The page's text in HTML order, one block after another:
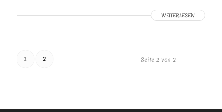
WEITERLESEN
Seite 2 von 2
1 2